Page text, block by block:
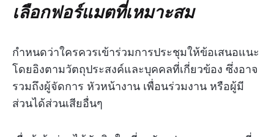
เลือกฟอร์แมตที่เหมาะสม
กำหนดว่าใครควรเข้าร่วมการประชุมให้ข้อเสนอแนะ
โดยอิงตามวัตถุประสงค์และบุคคลที่เกี่ยวข้อง ซึ่งอาจ
รวมถึงผู้จัดการ หัวหน้างาน เพื่อนร่วมงาน หรือผู้มี
ส่วนได้ส่วนเสียอื่นๆ